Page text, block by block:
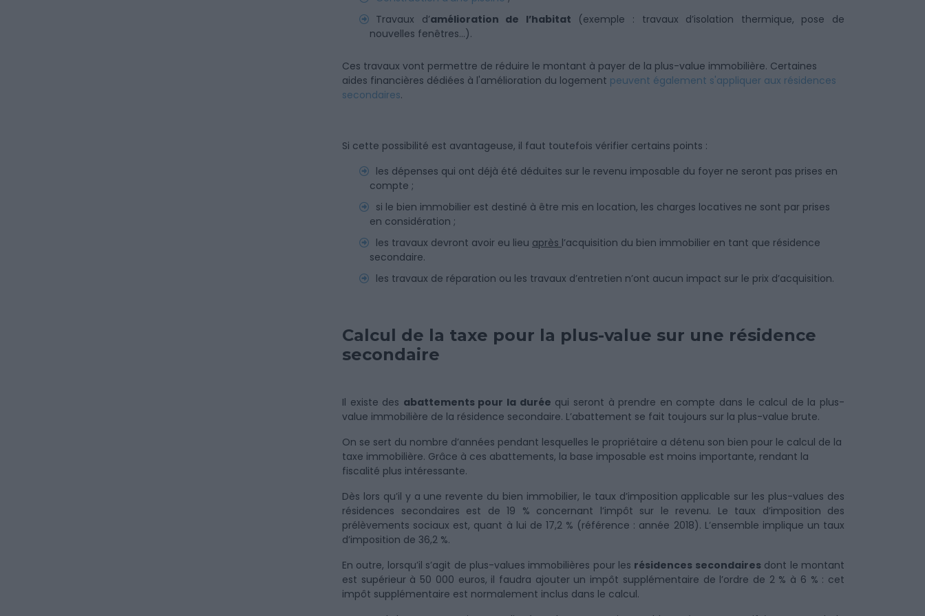
Travaux d’amélioration de l’habitat (exemple : travaux d’isolation thermique, pose de
nouvelles fenêtres…).
Ces travaux vont permettre de réduire le montant à payer de la plus-value immobilière. Certaines
aides financières dédiées à l'amélioration du logement peuvent également s'appliquer aux résidences
secondaires.
Si cette possibilité est avantageuse, il faut toutefois vérifier certains points :
les dépenses qui ont déjà été déduites sur le revenu imposable du foyer ne seront pas prises en
compte ;
si le bien immobilier est destiné à être mis en location, les charges locatives ne sont par prises
en considération ;
les travaux devront avoir eu lieu après l’acquisition du bien immobilier en tant que résidence
secondaire.
les travaux de réparation ou les travaux d’entretien n’ont aucun impact sur le prix d’acquisition.
Calcul de la taxe pour la plus-value sur une résidence
secondaire
Il existe des abattements pour la durée qui seront à prendre en compte dans le calcul de la plus-
value immobilière de la résidence secondaire. L’abattement se fait toujours sur la plus-value brute.
On se sert du nombre d’années pendant lesquelles le propriétaire a détenu son bien pour le calcul de la
taxe immobilière. Grâce à ces abattements, la base imposable est moins importante, rendant la
fiscalité plus intéressante.
Dès lors qu’il y a une revente du bien immobilier, le taux d’imposition applicable sur les plus-values des
résidences secondaires est de 19 % concernant l’impôt sur le revenu. Le taux d’imposition des
prélèvements sociaux est, quant à lui de 17,2 % (référence : année 2018). L’ensemble implique un taux
d’imposition de 36,2 %.
En outre, lorsqu’il s’agit de plus-values immobilières pour les résidences secondairesdont le montant
est supérieur à 50 000 euros, il faudra ajouter un impôt supplémentaire de l’ordre de 2 % à 6 % : cet
impôt supplémentaire est normalement inclus dans le calcul.